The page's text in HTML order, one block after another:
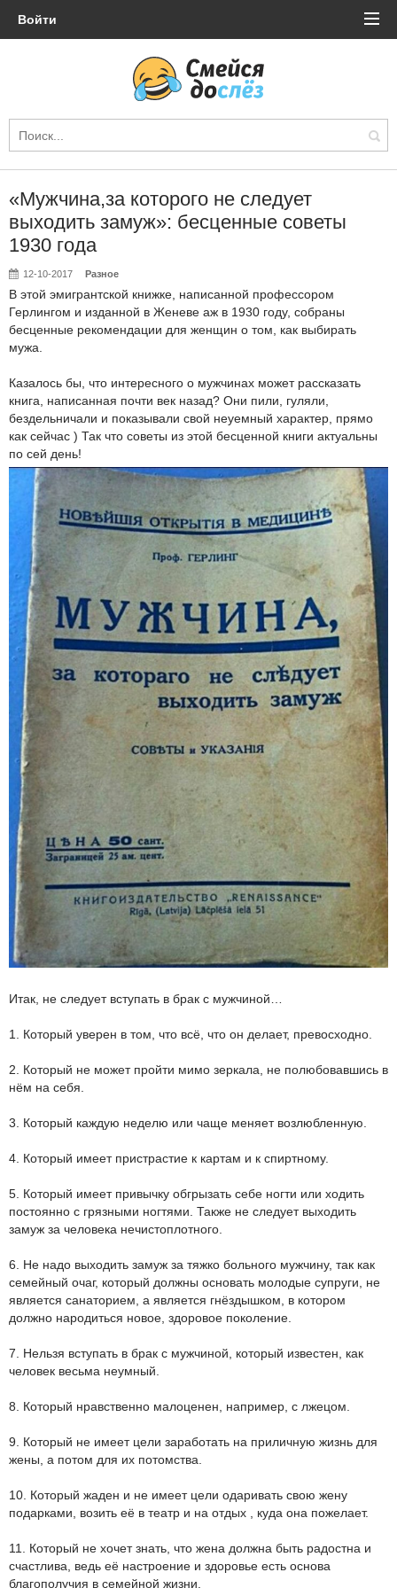
Войти
«Мужчина,за которого не следует
выходить замуж»: бесценные советы
1930 года
12-10-2017 Разное
В этой эмигрантской книжке, написанной профессором
Герлингом и изданной в Женеве аж в 1930 году, собраны
бесценные рекомендации для женщин о том, как выбирать
мужа.
Казалось бы, что интересного о мужчинах может рассказать
книга, написанная почти век назад? Они пили, гуляли,
бездельничали и показывали свой неуемный характер, прямо
как сейчас ) Так что советы из этой бесценной книги актуальны
по сей день!
Итак, не следует вступать в брак с мужчиной…
1. Который уверен в том, что всё, что он делает, превосходно.
2. Который не может пройти мимо зеркала, не полюбовавшись в
нём на себя.
3. Который каждую неделю или чаще меняет возлюбленную.
4. Который имеет пристрастие к картам и к спиртному.
5. Который имеет привычку обгрызать себе ногти или ходить
постоянно с грязными ногтями. Также не следует выходить
замуж за человека нечистоплотного.
6. Не надо выходить замуж за тяжко больного мужчину, так как
семейный очаг, который должны основать молодые супруги, не
является санаторием, а является гнёздышком, в котором
должно народиться новое, здоровое поколение.
7. Нельзя вступать в брак с мужчиной, который известен, как
человек весьма неумный.
8. Который нравственно малоценен, например, с лжецом.
9. Который не имеет цели заработать на приличную жизнь для
жены, а потом для их потомства.
10. Который жаден и не имеет цели одаривать свою жену
подарками, возить её в театр и на отдых , куда она пожелает.
11. Который не хочет знать, что жена должна быть радостна и
счастлива, ведь её настроение и здоровье есть основа
благополучия в семейной жизни.